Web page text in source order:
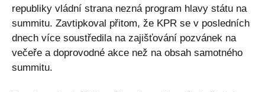
republiky vládní strana nezná program hlavy státu na
summitu. Zavtipkoval přitom, že KPR se v posledních
dnech více soustředila na zajišťování pozvánek na
večeře a doprovodné akce než na obsah samotného
summitu.